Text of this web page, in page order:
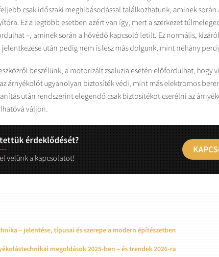
csak időszaki meghibásodással találkozhatunk, aminek során
Ez a legtöbb esetben azért van így, mert a szerkezet
–, aminek során a hővédő kapcsoló letilt. Ez normális,
után pedig nem is lesz más dolgunk, mint néhány
beszélünk, a motorizált zsaluzia esetén előfordulhat, hogy
árnyékolót ugyanolyan biztosíték védi, mint más elektromos
után rendszerint elegendő csak biztosítékot cserélni az
váljon.
érdeklődését?
velünk a kapcsolatot!
– jelentése, típusai és szerepe a modern építészetben
megoldások 2025-ben – és trendek 2026-ra